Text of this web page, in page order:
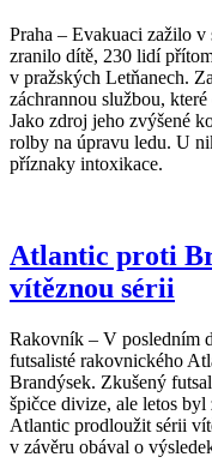
Praha – Evakuaci zažilo v
zranilo dítě, 230 lidí
v pražských Letňanech.
záchrannou službou,
Jako zdroj jeho zvýšené
rolby na úpravu ledu. U
příznaky intoxikace.
Atlantic proti
vítěznou sérii
Rakovník – V posledním
futsalisté rakovnického
Brandýsek. Zkušený
špičce divize, ale letos
Atlantic prodloužit sérii
v závěru obával o